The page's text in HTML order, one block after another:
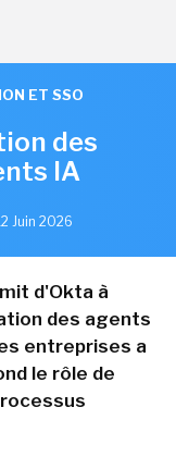
ET SSO
des
IA
Juin 2026
d'Okta à
des agents
entreprises a
le rôle de